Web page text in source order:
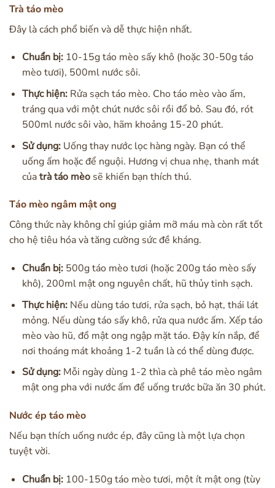
Trà táo mèo
Đây là cách phổ biến và dễ thực hiện nhất.
Chuẩn bị:10-15g táo mèo sấy khô (hoặc 30-50g táo
mèo tươi), 500ml nước sôi.
Thực hiện:Rửa sạch táo mèo. Cho táo mèo vào ấm,
tráng qua với một chút nước sôi rồi đổ bỏ. Sau đó, rót
500ml nước sôi vào, hãm khoảng 15-20 phút.
Sử dụng:Uống thay nước lọc hàng ngày. Bạn có thể
uống ấm hoặc để nguội. Hương vị chua nhẹ, thanh mát
củatrà táo mèosẽ khiến bạn thích thú.
Táo mèo ngâm mật ong
Công thức này không chỉ giúp giảm mỡ máu mà còn rất tốt
cho hệ tiêu hóa và tăng cường sức đề kháng.
Chuẩn bị:500g táo mèo tươi (hoặc 200g táo mèo sấy
khô), 200ml mật ong nguyên chất, hũ thủy tinh sạch.
Thực hiện:Nếu dùng táo tươi, rửa sạch, bỏ hạt, thái lát
mỏng. Nếu dùng táo sấy khô, rửa qua nước ấm. Xếp táo
mèo vào hũ, đổ mật ong ngập mặt táo. Đậy kín nắp, để
nơi thoáng mát khoảng 1-2 tuần là có thể dùng được.
Sử dụng:Mỗi ngày dùng 1-2 thìa cà phê táo mèo ngâm
mật ong pha với nước ấm để uống trước bữa ăn 30 phút.
Nước ép táo mèo
Nếu bạn thích uống nước ép, đây cũng là một lựa chọn
tuyệt vời.
Chuẩn bị:100-150g táo mèo tươi, một ít mật ong (tùy